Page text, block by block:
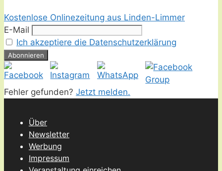
Kostenlose Onlinezeitung aus Linden-Limmer
E-Mail
Ich akzeptiere die Datenschutzerklärung
Fehler gefunden? Jetzt melden.
Über
Newsletter
Werbung
Impressum